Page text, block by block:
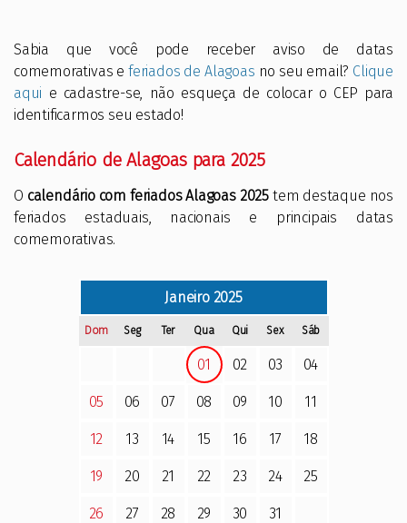
Sabia que você pode receber aviso de datas
comemorativas eferiados de Alagoas no seu email? Clique
aqui e cadastre-se, não esqueça de colocar o CEP para
identificarmos seu estado!
Calendário de Alagoas para 2025
O calendário com feriados Alagoas 2025 tem destaque nos
feriados estaduais, nacionais e principais datas
comemorativas.
Janeiro2025
Dom Seg Ter Qua Qui Sex Sáb
01 02 03 04
05 06 07 08 09 10 11
12 13 14 15 16 17 18
19 20 21 22 23 24 25
26 27 28 29 30 31